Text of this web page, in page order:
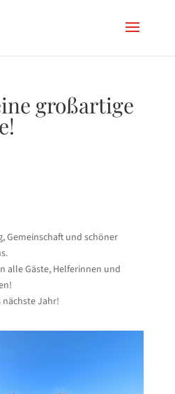
großartige
Gemeinschaft und schöner
alle Gäste, Helferinnen und
Jahr!